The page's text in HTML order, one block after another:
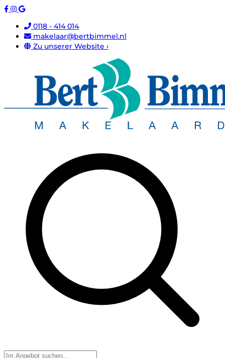
0118 - 414 014
makelaar@bertbimmel.nl
Zu unserer Website ›